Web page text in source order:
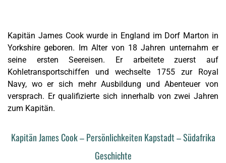
Kapitän James Cook wurde in England im Dorf Marton in
Yorkshire geboren. Im Alter von 18 Jahren unternahm er
seine ersten Seereisen. Er arbeitete zuerst auf
Kohletransportschiffen und wechselte 1755 zur Royal
Navy, wo er sich mehr Ausbildung und Abenteuer von
versprach. Er qualifizierte sich innerhalb von zwei Jahren
zum Kapitän.
Kapitän James Cook – Persönlichkeiten Kapstadt – Südafrika
Geschichte